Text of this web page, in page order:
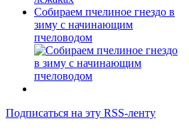
Собираем пчелиное гнездо в
зиму с начинающим
пчеловодом
Подписаться на эту RSS-ленту